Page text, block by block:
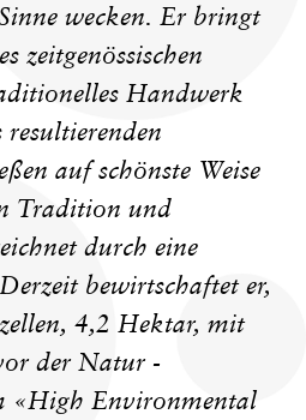
wecken. Er bringt
zeitgenössischen
Handwerk
auf schönste Weise
Tradition und
durch eine
bewirtschaftet er,
4,2 Hektar, mit
der Natur -
«High Environmental